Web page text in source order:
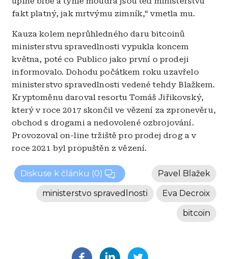
fakt platný, jak mrtvýmu zimník,“ vmetla mu.
Kauza kolem neprůhledného daru bitcoinů
ministerstvu spravedlnosti vypukla koncem
května, poté co Publico jako první o prodeji
informovalo. Dohodu počátkem roku uzavřelo
ministerstvo spravedlnosti vedené tehdy Blažkem.
Kryptoměnu daroval resortu Tomáš Jiřikovský,
který v roce 2017 skončil ve vězení za zpronevěru,
obchod s drogami a nedovolené ozbrojování.
Provozoval on-line tržiště pro prodej drog a v
roce 2021 byl propuštěn z vězení.
Diskuse k článku (0) Pavel Blažek
Eva Decroix
ministerstvo spravedlnosti
bitcoin